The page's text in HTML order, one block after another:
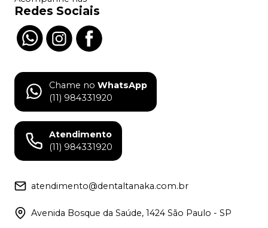
Redes Sociais
Chame no WhatsApp
(11) 984331920
Atendimento
(11) 984331920
atendimento@dentaltanaka.com.br
Avenida Bosque da Saúde, 1424 São Paulo - SP